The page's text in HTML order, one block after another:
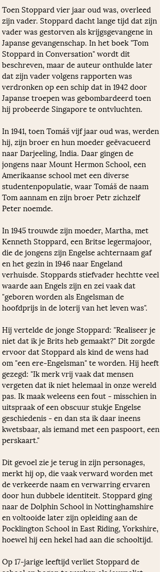
Toen Stoppard vier jaar oud was, overleed
zijn vader. Stoppard dacht lange tijd dat zijn
vader was gestorven als krijgsgevangene in
Japanse gevangenschap. In het boek "Tom
Stoppard in Conversation" wordt dit
beschreven, maar de auteur onthulde later
dat zijn vader volgens rapporten was
verdronken op een schip dat in 1942 door
Japanse troepen was gebombardeerd toen
hij probeerde Singapore te ontvluchten.
In 1941, toen Tomáš vijf jaar oud was, werden
hij, zijn broer en hun moeder geëvacueerd
naar Darjeeling, India. Daar gingen de
jongens naar Mount Hermon School, een
Amerikaanse school met een diverse
studentenpopulatie, waar Tomáš de naam
Tom aannam en zijn broer Petr zichzelf
Peter noemde.
In 1945 trouwde zijn moeder, Martha, met
Kenneth Stoppard, een Britse legermajoor,
die de jongens zijn Engelse achternaam gaf
en het gezin in 1946 naar Engeland
verhuisde. Stoppards stiefvader hechtte veel
waarde aan Engels zijn en zei vaak dat
"geboren worden als Engelsman de
hoofdprijs in de loterij van het leven was".
Hij vertelde de jonge Stoppard: "Realiseer je
niet dat ik je Brits heb gemaakt?" Dit zorgde
ervoor dat Stoppard als kind de wens had
om "een ere-Engelsman" te worden. Hij heeft
gezegd: "Ik merk vrij vaak dat mensen
vergeten dat ik niet helemaal in onze wereld
pas. Ik maak weleens een fout - misschien in
uitspraak of een obscuur stukje Engelse
geschiedenis - en dan sta ik daar ineens
kwetsbaar, als iemand met een paspoort, een
perskaart."
Dit gevoel zie je terug in zijn personages,
merkt hij op, die vaak verward worden met
de verkeerde naam en verwarring ervaren
door hun dubbele identiteit. Stoppard ging
naar de Dolphin School in Nottinghamshire
en voltooide later zijn opleiding aan de
Pocklington School in East Riding, Yorkshire,
hoewel hij een hekel had aan die schooltijd.
Op 17-jarige leeftijd verliet Stoppard de